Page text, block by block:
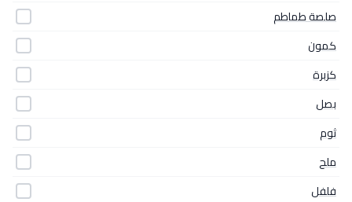
صلصة طماطم
كمون
كزبرة
بصل
ثوم
ملح
فلفل